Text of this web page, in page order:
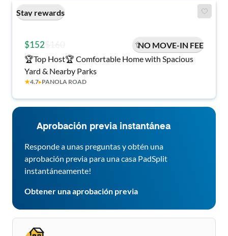
Stay rewards
$152
NO MOVE-IN FEE
🏆Top Host🏆 Comfortable Home with Spacious
Yard & Nearby Parks
★4.7▸PANOLA ROAD
Aprobación previa instantánea
Responde a unas preguntas y obtén una
aprobación previa para una casa PadSplit
instantáneamente!
Obtener una aprobación previa